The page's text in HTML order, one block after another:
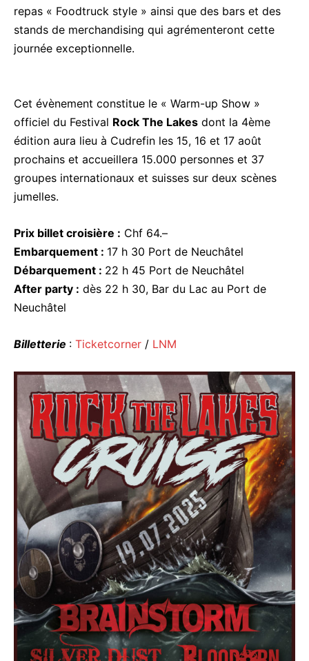
repas « Foodtruck style » ainsi que des bars et des
stands de merchandising qui agrémenteront cette
journée exceptionnelle.
Cet évènement constitue le « Warm-up Show »
officiel du Festival Rock The Lakes dont la 4ème
édition aura lieu à Cudrefin les 15, 16 et 17 août
prochains et accueillera 15.000 personnes et 37
groupes internationaux et suisses sur deux scènes
jumelles.
Prix billet croisière : Chf 64.–
Embarquement : 17 h 30 Port de Neuchâtel
Débarquement : 22 h 45 Port de Neuchâtel
After party : dès 22 h 30, Bar du Lac au Port de
Neuchâtel
Billetterie : Ticketcorner / LNM